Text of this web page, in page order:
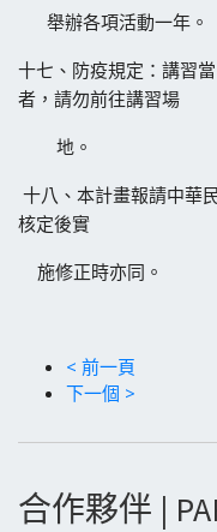
舉辦各項活動一年。
十七、防疫規定：講習
者，請勿前往講習場
地。
十八、本計畫報請中華
核定後實
施修正時亦同。
< 前一頁
下一個 >
合作夥伴 |